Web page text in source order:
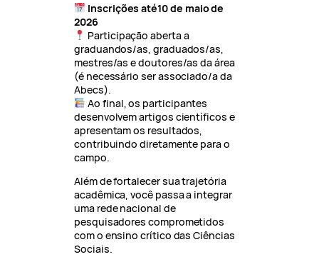
Inscrições até10 de maio de
2026
Participação aberta a
graduandos/as, graduados/as,
mestres/as e doutores/as da área
(é necessário ser associado/a da
Abecs).
Ao final, os participantes
desenvolvem artigos científicos e
apresentam os resultados,
contribuindo diretamente para o
campo.
Além de fortalecer sua trajetória
acadêmica, você passa a integrar
uma rede nacional de
pesquisadores comprometidos
com o ensino crítico das Ciências
Sociais.